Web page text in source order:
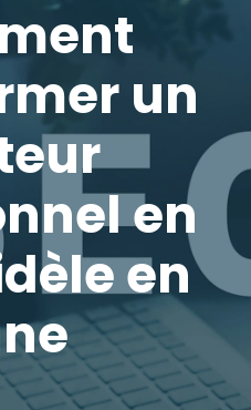
un
en
en